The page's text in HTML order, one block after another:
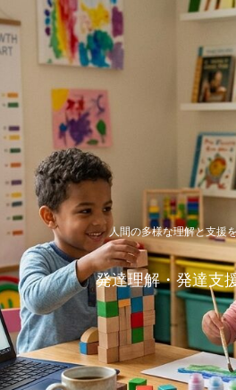
人間の多様な理解と支援
発達理解・発達支